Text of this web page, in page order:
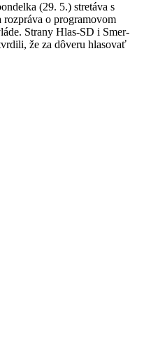
(29. 5.) stretáva s
o programovom
Strany Hlas-SD i Smer-
že za dôveru hlasovať